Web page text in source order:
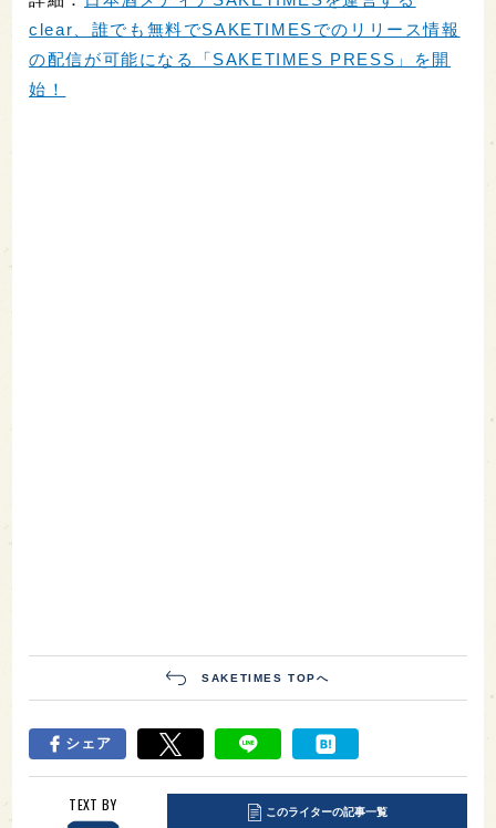
clear、誰でも無料でSAKETIMESでのリリース情報
の配信が可能になる「SAKETIMES PRESS」を開
始！
SAKETIMES TOPへ
シェア
TEXT BY このライターの記事一覧